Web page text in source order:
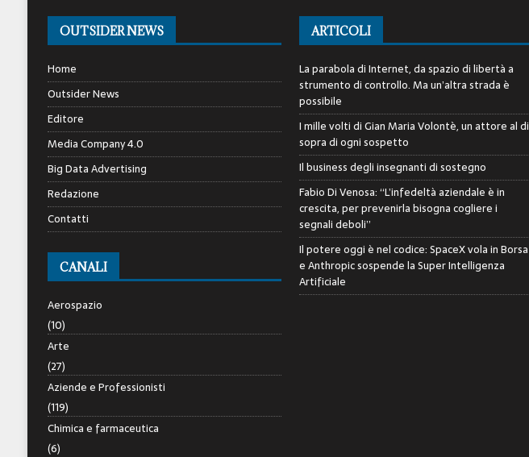
OUTSIDER NEWS
Home
Outsider News
Editore
Media Company 4.0
Big Data Advertising
Redazione
Contatti
CANALI
Aerospazio
(10)
Arte
(27)
Aziende e Professionisti
(119)
Chimica e farmaceutica
(6)
ARTICOLI
La parabola di Internet, da spazio di libertà a
strumento di controllo. Ma un’altra strada è
possibile
I mille volti di Gian Maria Volontè, un attore al di
sopra di ogni sospetto
Il business degli insegnanti di sostegno
Fabio Di Venosa: “L’infedeltà aziendale è in
crescita, per prevenirla bisogna cogliere i
segnali deboli”
Il potere oggi è nel codice: SpaceX vola in Borsa
e Anthropic sospende la Super Intelligenza
Artificiale